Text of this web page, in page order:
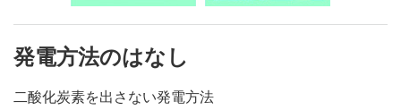
発電方法のはなし
二酸化炭素を出さない発電方法